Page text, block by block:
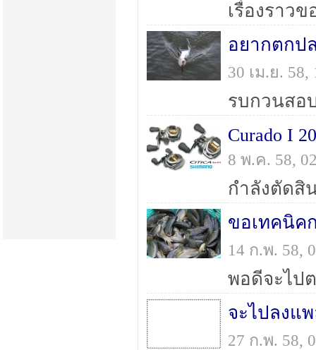
เรื่องราว
อยากตกป
30 เม.ย.
Curado I
8 พ.ค. 58,
กำลังตัดสิ
ขอเทคนิค
14 ก.พ. 58,
จะไปลงแ
27 ก.พ. 58,